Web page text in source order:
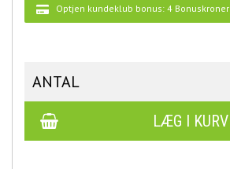
Optjen kundeklub bonus: 4 Bonuskroner
ANTAL